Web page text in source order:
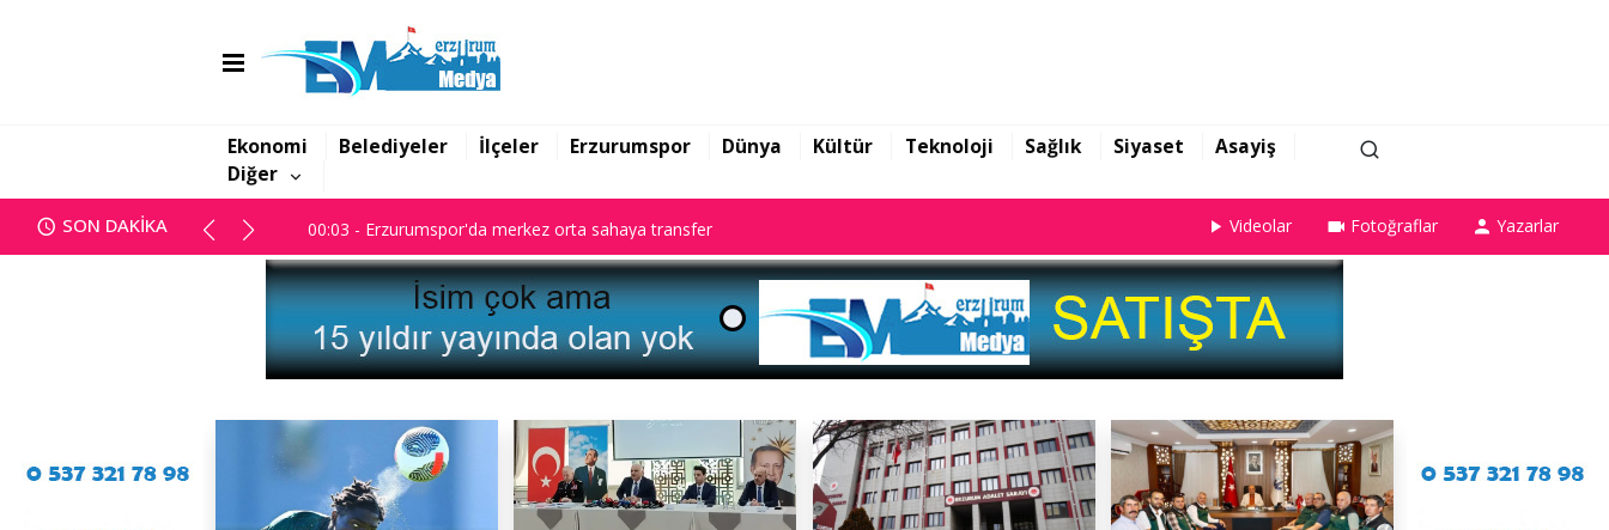
Ekonomi Belediyeler İlçeler Erzurumspor Dünya Kültür Teknoloji Sağlık Siyaset
Asayiş
Diğer
SON DAKİKA
00:03 - Erzurumspor'da merkez orta sahaya transfer
00:03 - Erzurumspor'da merkez orta sahaya transfer Videolar Fotoğraflar Yazarlar